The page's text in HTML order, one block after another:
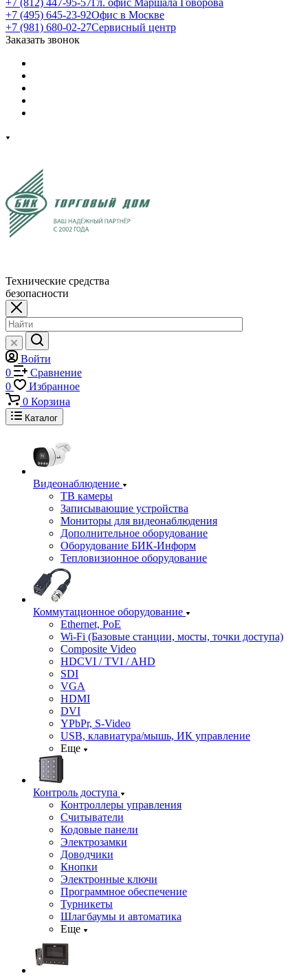
+7 (812) 447-95-57Гл. офис Маршала Говорова
+7 (495) 645-23-92Офис в Москве
+7 (981) 680-02-27Сервисный центр
Заказать звонок
Технические средства
безопасности
Войти
0
Сравнение
0
Избранное
0 Корзина
Каталог
Видеонаблюдение
ТВ камеры
Записывающие устройства
Мониторы для видеонаблюдения
Дополнительное оборудование
Оборудование БИК-Информ
Тепловизионное оборудование
Коммутационное оборудование
Ethernet, PoE
Wi-Fi (Базовые станции, мосты, точки доступа)
Composite Video
HDCVI / TVI / AHD
SDI
VGA
HDMI
DVI
YPbPr, S-Video
USB, клавиатура/мышь, ИК управление
Еще
Контроль доступа
Контроллеры управления
Считыватели
Кодовые панели
Электрозамки
Доводчики
Кнопки
Электронные ключи
Программное обеспечение
Турникеты
Шлагбаумы и автоматика
Еще